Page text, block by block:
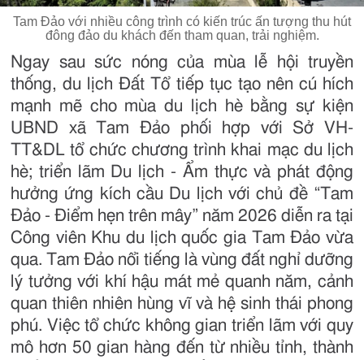
Tam Đảo với nhiều công trình có kiến trúc ấn tượng thu hút
đông đảo du khách đến tham quan, trải nghiệm.
Ngay sau sức nóng của mùa lễ hội truyền
thống, du lịch Đất Tổ tiếp tục tạo nên cú hích
mạnh mẽ cho mùa du lịch hè bằng sự kiện
UBND xã Tam Đảo phối hợp với Sở VH-
TT&DL tổ chức chương trình khai mạc du lịch
hè; triển lãm Du lịch - Ẩm thực và phát động
hưởng ứng kích cầu Du lịch với chủ đề “Tam
Đảo - Điểm hẹn trên mây” năm 2026 diễn ra tại
Công viên Khu du lịch quốc gia Tam Đảo vừa
qua. Tam Đảo nổi tiếng là vùng đất nghỉ dưỡng
lý tưởng với khí hậu mát mẻ quanh năm, cảnh
quan thiên nhiên hùng vĩ và hệ sinh thái phong
phú. Việc tổ chức không gian triển lãm với quy
mô hơn 50 gian hàng đến từ nhiều tỉnh, thành